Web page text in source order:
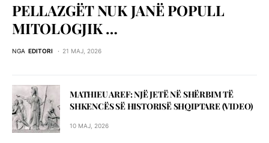
PELLAZGЁT NUK JANЁ POPULL
MITOLOGJIK …
NGA EDITORI 21 MAJ, 2026
MATHIEU AREF: NJЁ JETЁ NЁ SHЁRBIM TЁ
SHKENCЁS SЁ HISTORISЁ SHQIPTARE (VIDEO)
10 MAJ, 2026